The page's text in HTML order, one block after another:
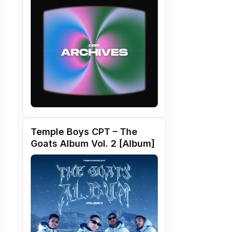
Temple Boys CPT – The
Goats Album Vol. 2 [Album]